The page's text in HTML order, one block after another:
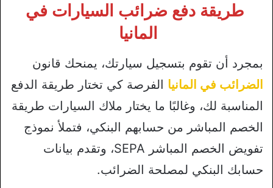
طريقة دفع ضرائب السيارات في
المانيا
بمجرد أن تقوم بتسجيل سيارتك، يمنحك قانون
الضرائب في المانيا الفرصة كي تختار طريقة الدفع
المناسبة لك، وغالبًا ما يختار ملاك السيارات طريقة
الخصم المباشر من حسابهم البنكي، فتملأ نموذج
تفويض الخصم المباشر SEPA، وتقدم بيانات
حسابك البنكي لمصلحة الضرائب.